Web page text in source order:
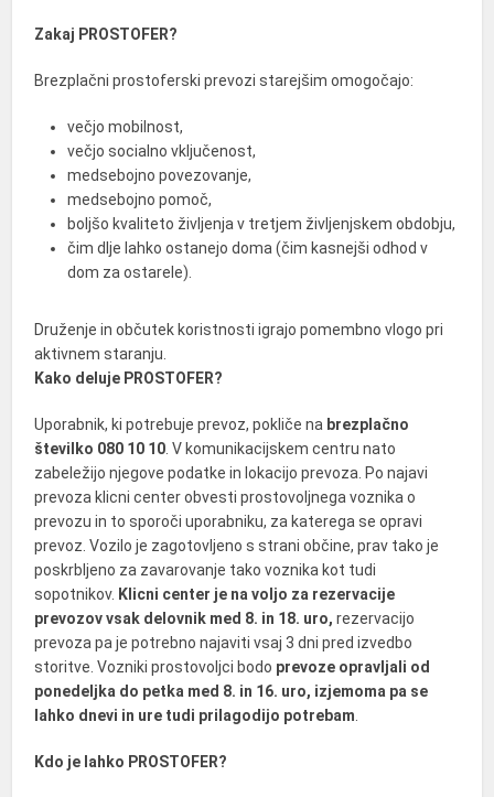
Zakaj PROSTOFER?
Brezplačni prostoferski prevozi starejšim omogočajo:
večjo mobilnost,
večjo socialno vključenost,
medsebojno povezovanje,
medsebojno pomoč,
boljšo kvaliteto življenja v tretjem življenjskem obdobju,
čim dlje lahko ostanejo doma (čim kasnejši odhod v
dom za ostarele).
Druženje in občutek koristnosti igrajo pomembno vlogo pri
aktivnem staranju.
Kako deluje PROSTOFER?
Uporabnik, ki potrebuje prevoz, pokliče na brezplačno
številko 080 10 10 . V komunikacijskem centru nato
zabeležijo njegove podatke in lokacijo prevoza. Po najavi
prevoza klicni center obvesti prostovoljnega voznika o
prevozu in to sporoči uporabniku, za katerega se opravi
prevoz. Vozilo je zagotovljeno s strani občine, prav tako je
poskrbljeno za zavarovanje tako voznika kot tudi
sopotnikov. Klicni center je na voljo za rezervacije
prevozov vsak delovnik med 8. in 18. uro, rezervacijo
prevoza pa je potrebno najaviti vsaj 3 dni pred izvedbo
storitve. Vozniki prostovoljci bodo prevoze opravljali od
ponedeljka do petka med 8. in 16. uro, izjemoma pa se
lahko dnevi in ure tudi prilagodijo potrebam
Kdo je lahko PROSTOFER?